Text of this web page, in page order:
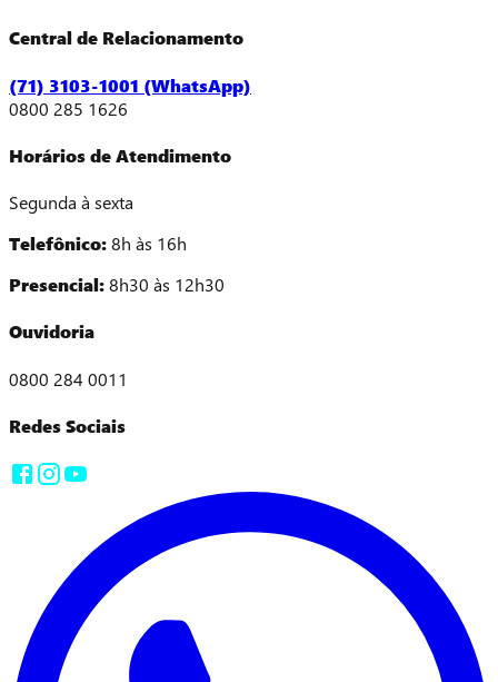
Central de Relacionamento
(71) 3103-1001 (WhatsApp)
0800 285 1626
Horários de Atendimento
Segunda à sexta
Telefônico:8h às 16h
Presencial:8h30 às 12h30
Ouvidoria
0800 284 0011
Redes Sociais